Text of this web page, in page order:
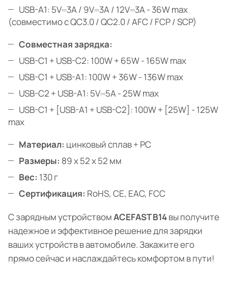
USB-A1: 5V⎓3A / 9V⎓3A / 12V⎓3A - 36W max
(совместимо с QC3.0 / QC2.0 / AFC / FCP / SCP)
Совместная зарядка:
USB-C1 + USB-C2: 100W + 65W - 165W max
USB-C1 + USB-A1: 100W + 36W - 136W max
USB-C2 + USB-A1: 5V⎓5A - 25W max
USB-C1 + [USB-A1 + USB-C2]: 100W + [25W] - 125W
max
Материал: цинковый сплав + PC
Размеры: 89 x 52 x 52 мм
Вес: 130 г
Сертификация: RoHS, CE, EAC, FCC
С зарядным устройствомACEFAST B14вы получите
надежное и эффективное решение для зарядки
ваших устройств в автомобиле. Закажите его
прямо сейчас и наслаждайтесь комфортом в пути!